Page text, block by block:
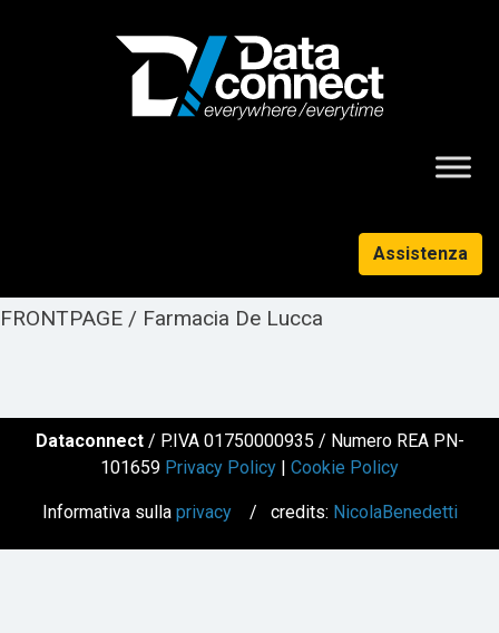
Assistenza
FRONTPAGE / Farmacia De Lucca
Dataconnect/ P.IVA 01750000935 / Numero REA PN-
101659 Privacy Policy Cookie Policy
Informativa sulla privacy/ credits: NicolaBenedetti